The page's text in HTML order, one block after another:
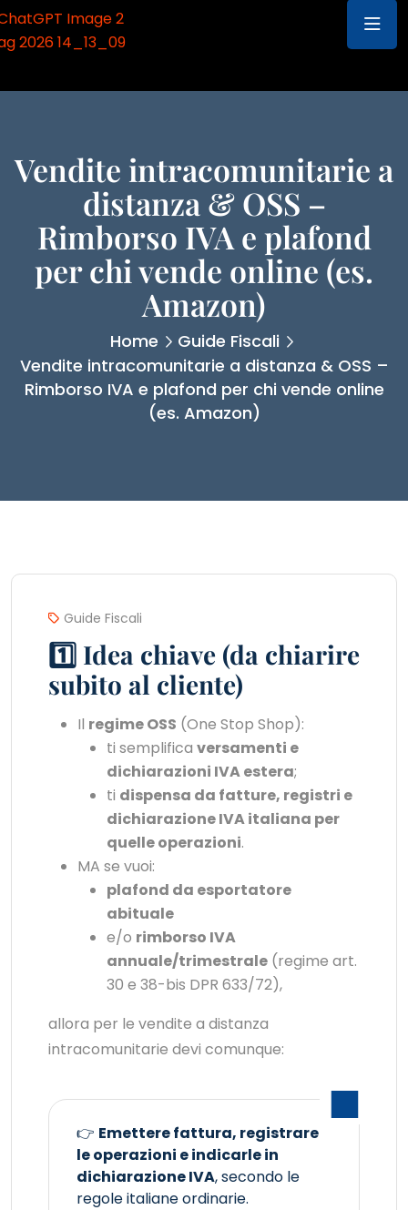
Vendite intracomunitarie a
distanza & OSS –
Rimborso IVA e plafond
per chi vende online (es.
Amazon)
Home
Guide Fiscali
Vendite intracomunitarie a distanza & OSS –
Rimborso IVA e plafond per chi vende online
(es. Amazon)
Guide Fiscali
1️⃣ Idea chiave (da chiarire
subito al cliente)
Il regime OSS (One Stop Shop):
ti semplifica versamenti e
dichiarazioni IVA estera;
ti dispensa da fatture, registri e
dichiarazione IVA italiana per
quelle operazioni.
MA se vuoi:
plafond da esportatore
abituale
e/o rimborso IVA
annuale/trimestrale (regime art.
30 e 38-bis DPR 633/72),
allora per le vendite a distanza
intracomunitarie devi comunque:
👉 Emettere fattura, registrare
le operazioni e indicarle in
dichiarazione IVA, secondo le
regole italiane ordinarie.